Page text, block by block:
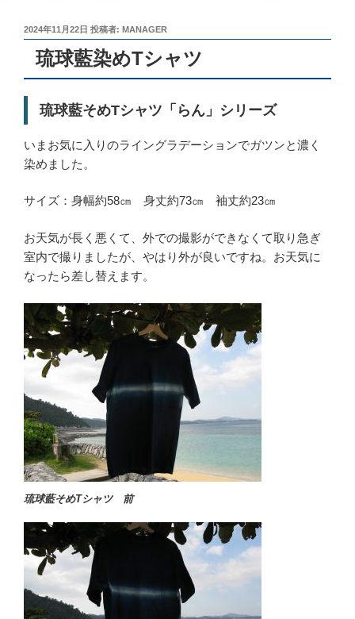
投
2024年11月22日 投稿者: MANAGER
琉球藍染めTシャツ
琉球藍そめTシャツ「らん」シリーズ
いまお気に入りのライングラデーションでガツンと濃く
染めました。
サイズ：身幅約58㎝ 身丈約73㎝ 袖丈約23㎝
お天気が長く悪くて、外での撮影ができなくて取り急ぎ
室内で撮りましたが、やはり外が良いですね。お天気に
なったら差し替えます。
琉球藍そめTシャツ 前